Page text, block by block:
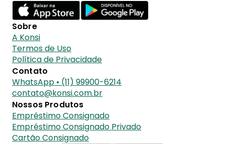
Sobre
A Konsi
Termos de Uso
Política de Privacidade
Contato
WhatsApp • (11) 99900-6214
contato@konsi.com.br
Nossos Produtos
Empréstimo Consignado
Empréstimo Consignado Privado
Cartão Consignado